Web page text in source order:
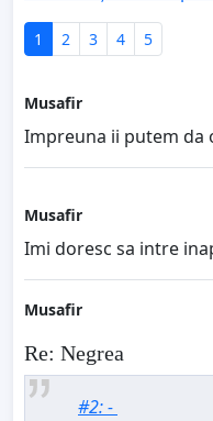
1 2 3 4 5
Musafir
Impreuna ii putem da
Musafir
Imi doresc sa intre
Musafir
Re: Negrea
#2: -